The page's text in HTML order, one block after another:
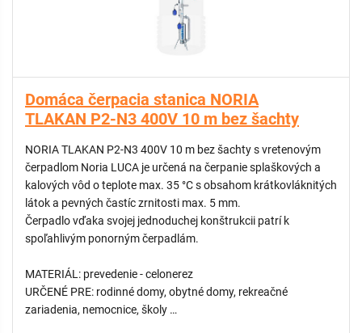
Domáca čerpacia stanica NORIA
TLAKAN P2-N3 400V 10 m bez šachty
NORIA TLAKAN P2-N3 400V 10 m bez šachty s vretenovým
čerpadlom Noria LUCA je určená na čerpanie splaškových a
kalových vôd o teplote max. 35 °C s obsahom krátkovláknitých
látok a pevných častíc zrnitosti max. 5 mm.
Čerpadlo vďaka svojej jednoduchej konštrukcii patrí k
spoľahlivým ponorným čerpadlám.
MATERIÁL: prevedenie - celonerez
URČENÉ PRE: rodinné domy, obytné domy, rekreačné
zariadenia, nemocnice, školy